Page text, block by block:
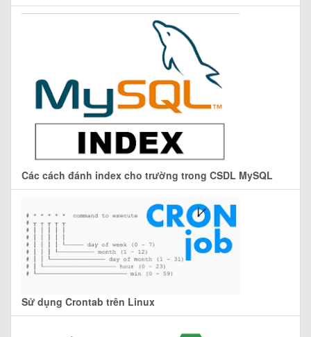
Các cách đánh index cho trường trong CSDL MySQL
Sử dụng Crontab trên Linux